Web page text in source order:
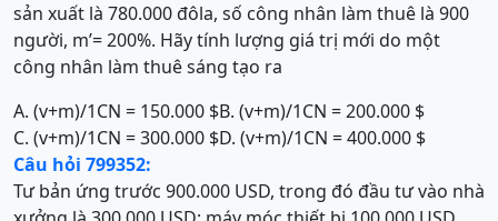
sản xuất là 780.000 đôla, số công nhân làm thuê là 900
người, m’= 200%. Hãy tính lượng giá trị mới do một
công nhân làm thuê sáng tạo ra
A. (v+m)/1CN = 150.000 $B. (v+m)/1CN = 200.000 $
C. (v+m)/1CN = 300.000 $D. (v+m)/1CN = 400.000 $
Câu hỏi 799352:
Tư bản ứng trước 900.000 USD, trong đó đầu tư vào nhà